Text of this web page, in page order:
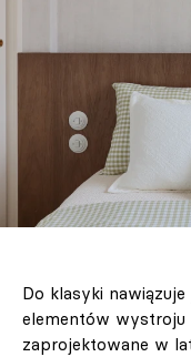
Do klasyki
elementów wystroju
zaprojektowane w